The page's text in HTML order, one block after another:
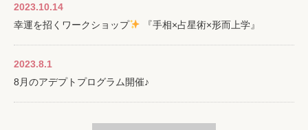
2023.10.14
幸運を招くワークショップ
『手相×占星術×形而上学』
2023.8.1
8月のアデプトプログラム開催♪